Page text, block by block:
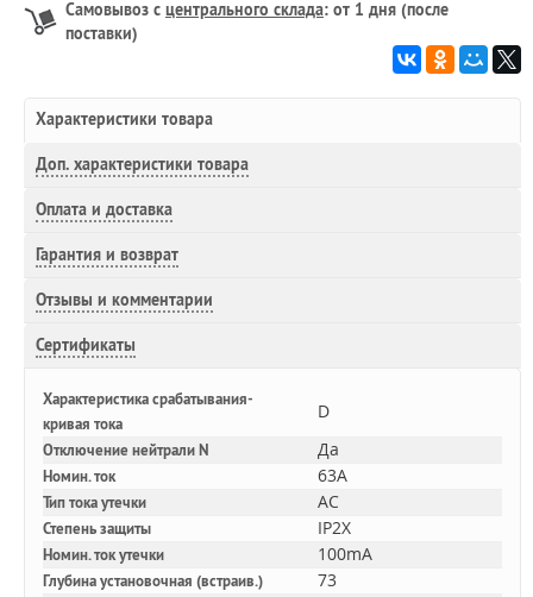
Самовывоз с центрального склада: от 1 дня (после
поставки)
Характеристики товара
Доп. характеристики товара
Оплата и доставка
Гарантия и возврат
Отзывы и комментарии
Сертификаты
Характеристика срабатывания-
кривая тока
D
Отключение нейтрали N Да
Номин. ток 63A
Тип тока утечки AC
Степень защиты IP2X
Номин. ток утечки 100mA
Глубина установочная (встраив.)
73